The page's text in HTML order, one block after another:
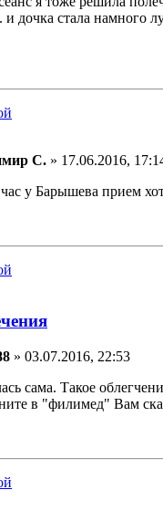
дочка стала намного
С. » 17.06.2016,
у Барышева прием
» 03.07.2016, 22:53
сама. Такое
в "филимед" Вам